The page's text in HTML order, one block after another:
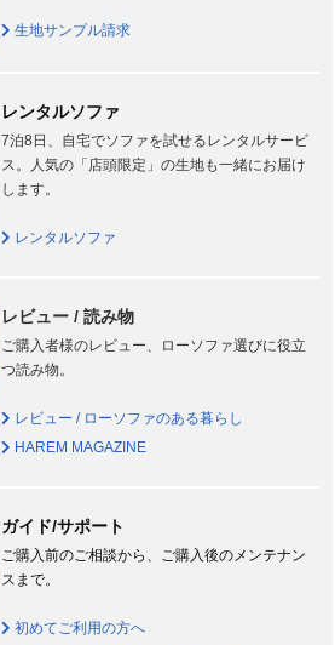
生地サンプル請求
レンタルソファ
7泊8日、自宅でソファを試せるレンタルサービ
ス。人気の「店頭限定」の生地も一緒にお届け
します。
レンタルソファ
レビュー / 読み物
ご購入者様のレビュー、ローソファ選びに役立
つ読み物。
レビュー / ローソファのある暮らし
HAREM MAGAZINE
ガイド/サポート
ご購入前のご相談から、ご購入後のメンテナン
スまで。
初めてご利用の方へ